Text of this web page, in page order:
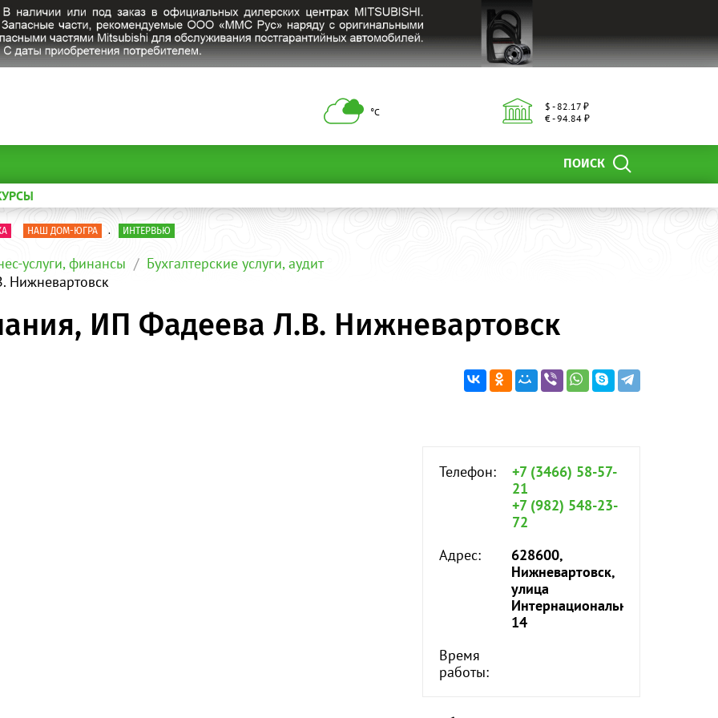
°С
$ - 82.17 ₽
€ - 94.84 ₽
ПОИСК
НАШ ДОМ-ЮГРА . ИНТЕРВЬЮ
услуги, финансы
Бухгалтерские услуги, аудит
Нижневартовск
ИП Фадеева Л.В. Нижневартовск
Телефон:
+7 (3466) 58-57-
21
+7 (982) 548-23-
72
Адрес:
628600,
Нижневартовск,
улица
Интернациональная,
14
Время
работы: